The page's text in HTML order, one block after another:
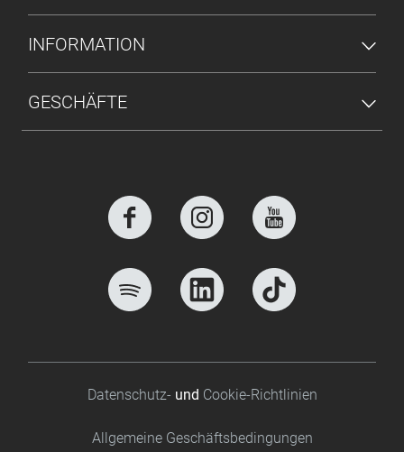
INFORMATION
GESCHÄFTE
Footer bottomDatenschutz- und Cookie-Richtlinien
Allgemeine Geschäftsbedingungen